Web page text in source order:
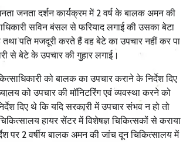
जनता दर्शन कार्यक्रम में 2 वर्ष के बालक अमन की
सविन बंसल से फरियाद लगाई की उसका बेटा
तथा पति मजदूरी करते हैं वह बेटे का उपचार नहीं कर पा
से बेटे के उपचार की गुहार लगाई।
को बालक का उपचार कराने के निर्देश दिए
को उपचार की मॉनिटरिंग एवं व्यवस्था करने को
दिए थे कि यदि सरकारी में उपचार संभव न हो तो
हायर सेंटर में विशेषज्ञ चिकित्सकों से कराया
पर 2 वर्षीय बालक अमन की जांच दून चिकित्सालय में